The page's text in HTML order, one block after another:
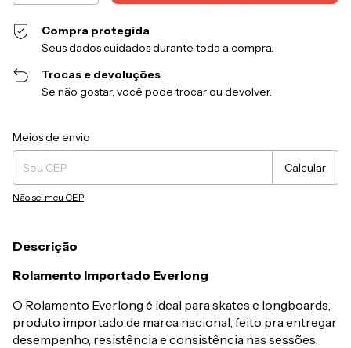
Compra protegida
Seus dados cuidados durante toda a compra.
Trocas e devoluções
Se não gostar, você pode trocar ou devolver.
Entregas para o CEP:
Meios de envio
Calcular
Não sei meu CEP
Descrição
Rolamento Importado Everlong
O Rolamento Everlong é ideal para skates e longboards,
produto importado de marca nacional, feito pra entregar
desempenho, resistência e consistência nas sessões,